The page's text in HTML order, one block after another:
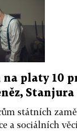
platy 10
Stanjura
státních
a sociálních